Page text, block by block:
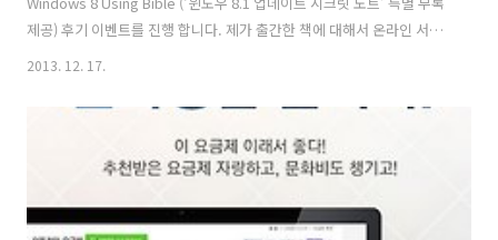
제공) 후기 이벤트를 진행 합니다. 제가 출간한 책에 대해서 온라인 서점
또는 블로그에 후기를 남겨주신 분들 중에 추첨을 통해서 32의 다양한 상
은데 벌써 윈도우 8.1이 나왔네요. 곧 8.2도 나온다는 이야기가 있지만 제
가 낸 Windows 8 Using Bible 책 한 권이면 모두 커버가 가능 합니다.
바뀌었다고 하더라도 업데이트가 된 정도니까요. 이 책으로 잘 알아두면
많은 분..
2013. 12. 17.